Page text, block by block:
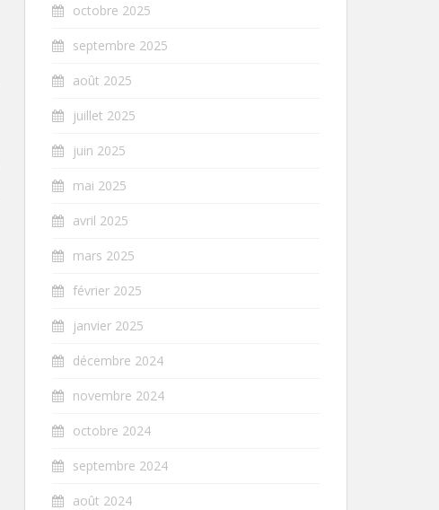
octobre 2025
septembre 2025
août 2025
juillet 2025
juin 2025
mai 2025
avril 2025
mars 2025
février 2025
janvier 2025
décembre 2024
novembre 2024
octobre 2024
septembre 2024
août 2024